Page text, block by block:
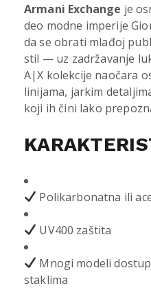
Armani Exchange je
deo modne imperije
da se obrati mlađoj
stil — uz zadržavanje
A|X kolekcije naočara
linijama, jarkim
koji ih čini lako
Polikarbonatna ili
UV400 zaštita
Mnogi modeli
staklima